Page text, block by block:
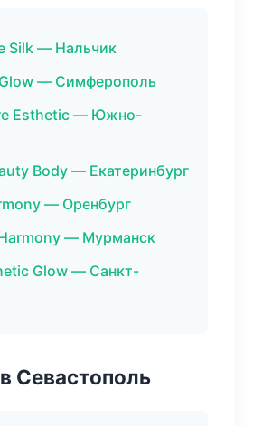
Silk — Нальчик
— Симферополь
Esthetic — Южно-
Body — Екатеринбург
— Оренбург
— Мурманск
Glow — Санкт-
Севастополь